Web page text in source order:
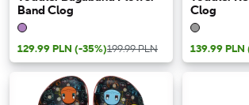
Band Clog
129.99 PLN (-35%)199.99 PLN
Clog
139.99 PLN